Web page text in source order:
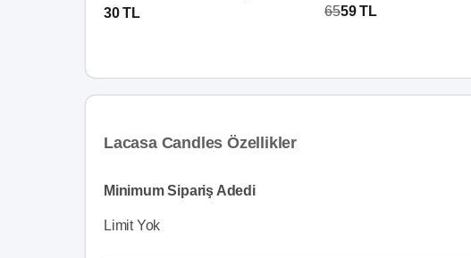
30 TL
6559 TL
Lacasa Candles Özellikler
Minimum Sipariş Adedi
Limit Yok